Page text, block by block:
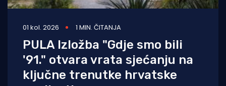
01 kol. 2026 1 MIN. ČITANJA
PULA Izložba "Gdje smo bili
'91." otvara vrata sjećanju na
ključne trenutke hrvatske